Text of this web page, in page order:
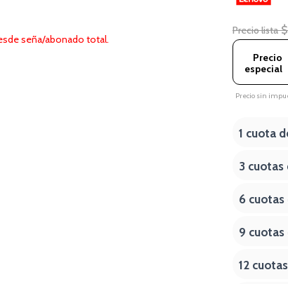
seña/abonado total.
Precio lista
Precio
especial
Precio sin
1 cuota
3 cuotas
6 cuotas
9 cuotas
12